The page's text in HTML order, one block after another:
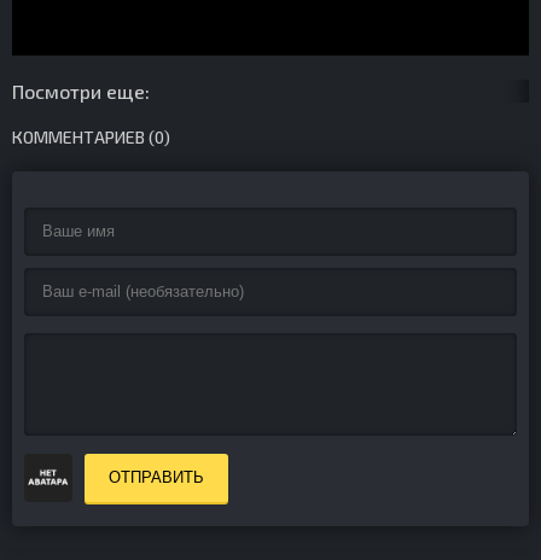
Посмотри еще:
КОММЕНТАРИЕВ (0)
ОТПРАВИТЬ